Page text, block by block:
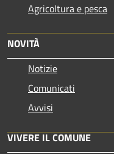
Agricoltura e pesca
NOVITÀ
Notizie
Comunicati
Avvisi
VIVERE IL COMUNE